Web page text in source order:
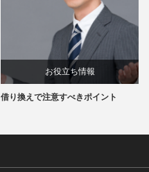
お役立ち情報
借り換えで注意すべきポイント